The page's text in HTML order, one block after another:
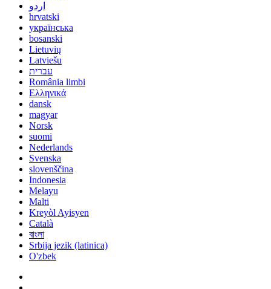
اردو
hrvatski
українська
bosanski
Lietuvių
Latviešu
עברית
România limbi
Ελληνικά
dansk
magyar
Norsk
suomi
Nederlands
Svenska
slovenščina
Indonesia
Melayu
Malti
Kreyòl Ayisyen
Català
বাংলা
Srbija jezik (latinica)
O'zbek